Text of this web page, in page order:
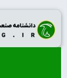
Skip
content